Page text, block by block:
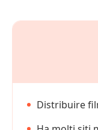
Distribuire